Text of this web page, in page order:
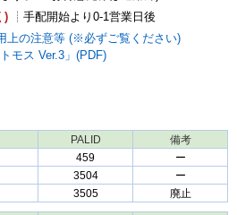
)
┊手配開始より0-1営業日後
上の注意等 (※必ずご覧ください)
モス Ver.3」(PDF)
PALID
備考
459
ー
3504
ー
3505
廃止